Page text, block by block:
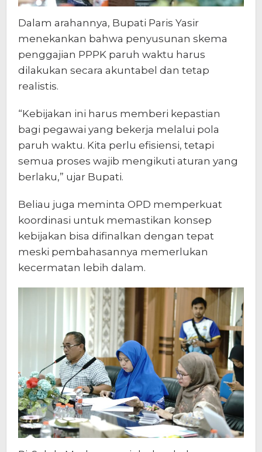
Dalam arahannya, Bupati Paris Yasir
menekankan bahwa penyusunan skema
penggajian PPPK paruh waktu harus
dilakukan secara akuntabel dan tetap
realistis.
“Kebijakan ini harus memberi kepastian
bagi pegawai yang bekerja melalui pola
paruh waktu. Kita perlu efisiensi, tetapi
semua proses wajib mengikuti aturan yang
berlaku,” ujar Bupati.
Beliau juga meminta OPD memperkuat
koordinasi untuk memastikan konsep
kebijakan bisa difinalkan dengan tepat
meski pembahasannya memerlukan
kecermatan lebih dalam.